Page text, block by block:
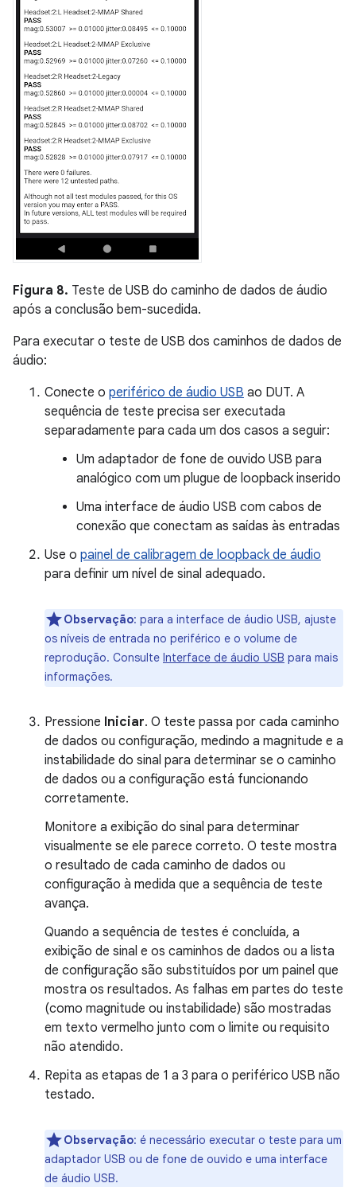
Figura 8. Teste de USB do caminho de dados de áudio
após a conclusão bem-sucedida.
Para executar o teste de USB dos caminhos de dados de
áudio:
Conecte o periférico de áudio USB ao DUT. A
sequência de teste precisa ser executada
separadamente para cada um dos casos a seguir:
Um adaptador de fone de ouvido USB para
analógico com um plugue de loopback inserido
Uma interface de áudio USB com cabos de
conexão que conectam as saídas às entradas
Use o painel de calibragem de loopback de áudio
para definir um nível de sinal adequado.
Observação: para a interface de áudio USB, ajuste
os níveis de entrada no periférico e o volume de
reprodução. Consulte Interface de áudio USB para mais
informações.
Pressione Iniciar. O teste passa por cada caminho
de dados ou configuração, medindo a magnitude e a
instabilidade do sinal para determinar se o caminho
de dados ou a configuração está funcionando
corretamente.
Monitore a exibição do sinal para determinar
visualmente se ele parece correto. O teste mostra
o resultado de cada caminho de dados ou
configuração à medida que a sequência de teste
avança.
Quando a sequência de testes é concluída, a
exibição de sinal e os caminhos de dados ou a lista
de configuração são substituídos por um painel que
mostra os resultados. As falhas em partes do teste
(como magnitude ou instabilidade) são mostradas
em texto vermelho junto com o limite ou requisito
não atendido.
Repita as etapas de 1 a 3 para o periférico USB não
testado.
Observação: é necessário executar o teste para um
adaptador USB ou de fone de ouvido e uma interface
de áudio USB.